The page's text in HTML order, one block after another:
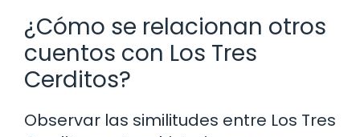
¿Cómo se relacionan otros
cuentos con Los Tres
Cerditos?
Observar las similitudes entre Los Tres